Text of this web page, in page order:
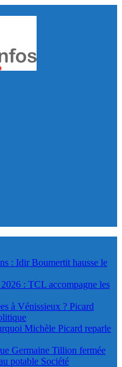
: Idir Boumertit hausse le
: TCL accompagne les
à Vénissieux ? Picard
Michèle Picard reparle
Germaine Tillion fermée
potable Société